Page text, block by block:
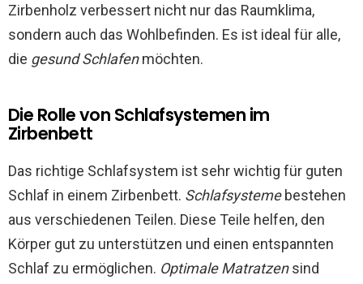
Zirbenholz verbessert nicht nur das Raumklima,
sondern auch das Wohlbefinden. Es ist ideal für alle,
die gesund Schlafenmöchten.
Die Rolle von Schlafsystemen im
Zirbenbett
Das richtige Schlafsystem ist sehr wichtig für guten
Schlaf in einem Zirbenbett. Schlafsystemebestehen
aus verschiedenen Teilen. Diese Teile helfen, den
Körper gut zu unterstützen und einen entspannten
Schlaf zu ermöglichen. Optimale Matratzensind